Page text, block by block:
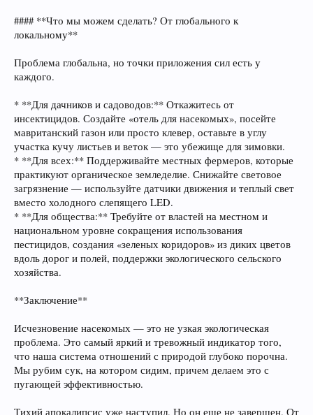
#### **Что мы можем сделать? От глобального к
локальному**
Проблема глобальна, но точки приложения сил есть у
каждого.
* **Для дачников и садоводов:** Откажитесь от
инсектицидов. Создайте «отель для насекомых», посейте
мавританский газон или просто клевер, оставьте в углу
участка кучу листьев и веток — это убежище для зимовки.
* **Для всех:** Поддерживайте местных фермеров, которые
практикуют органическое земледелие. Снижайте световое
загрязнение — используйте датчики движения и теплый свет
вместо холодного слепящего LED.
* **Для общества:** Требуйте от властей на местном и
национальном уровне сокращения использования
пестицидов, создания «зеленых коридоров» из диких цветов
вдоль дорог и полей, поддержки экологического сельского
хозяйства.
**Заключение**
Исчезновение насекомых — это не узкая экологическая
проблема. Это самый яркий и тревожный индикатор того,
что наша система отношений с природой глубоко порочна.
Мы рубим сук, на котором сидим, причем делаем это с
пугающей эффективностью.
Тихий апокалипсис уже наступил. Но он еще не завершен. От